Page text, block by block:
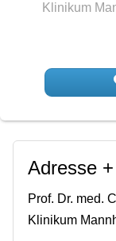
Klinikum
Adresse
Prof. Dr. med.
Klinikum